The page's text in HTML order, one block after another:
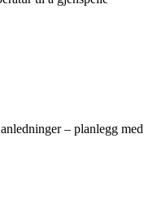
– planlegg med